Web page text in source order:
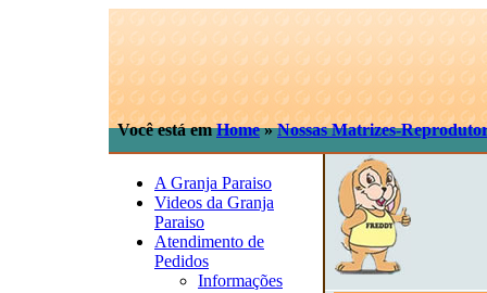
Você está emHome»Nossas Matrizes-
A Granja Paraiso
Videos da Granja
Paraiso
Atendimento de
Pedidos
Informações